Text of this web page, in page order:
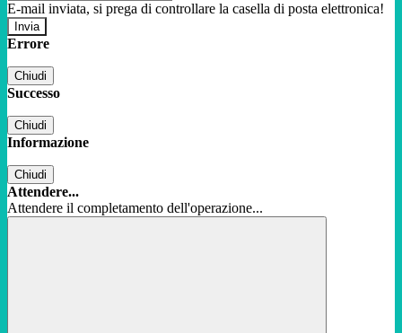
E-mail inviata, si prega di controllare la casella di posta elettronica!
Errore
Chiudi
Successo
Chiudi
Informazione
Chiudi
Attendere...
Attendere il completamento dell'operazione...